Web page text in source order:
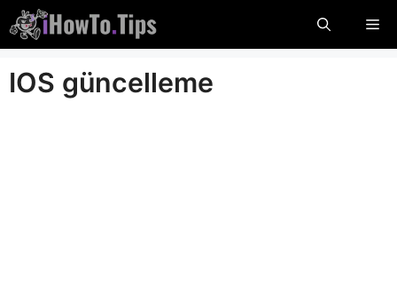
İçeriğe
atla
IOS güncelleme